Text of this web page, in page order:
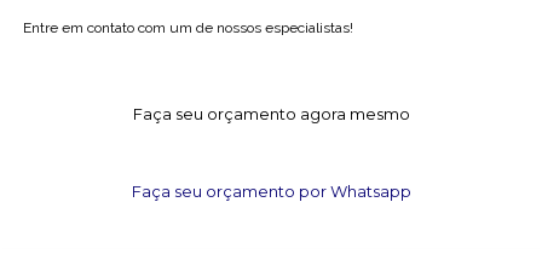
Entre em contato com um de nossos especialistas!
Faça seu orçamento agora mesmo
Faça seu orçamento por Whatsapp